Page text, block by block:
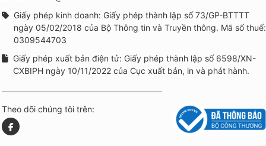
Giấy phép kinh doanh: Giấy phép thành lập số 73/GP-BTTTT
ngày 05/02/2018 của Bộ Thông tin và Truyền thông. Mã số thuế:
0309544703
Giấy phép xuất bản điện tử: Giấy phép thành lập số 6598/XN-
CXBIPH ngày 10/11/2022 của Cục xuất bản, in và phát hành.
Theo dõi chúng tôi trên: